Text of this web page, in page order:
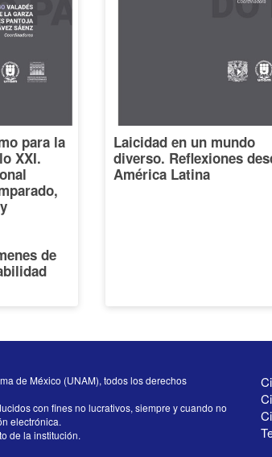
para la
XXI.
de
Laicidad en un mundo
diverso. Reflexiones
América Latina
de México (UNAM), todos los derechos
con fines no lucrativos, siempre y cuando no
electrónica.
de la institución.